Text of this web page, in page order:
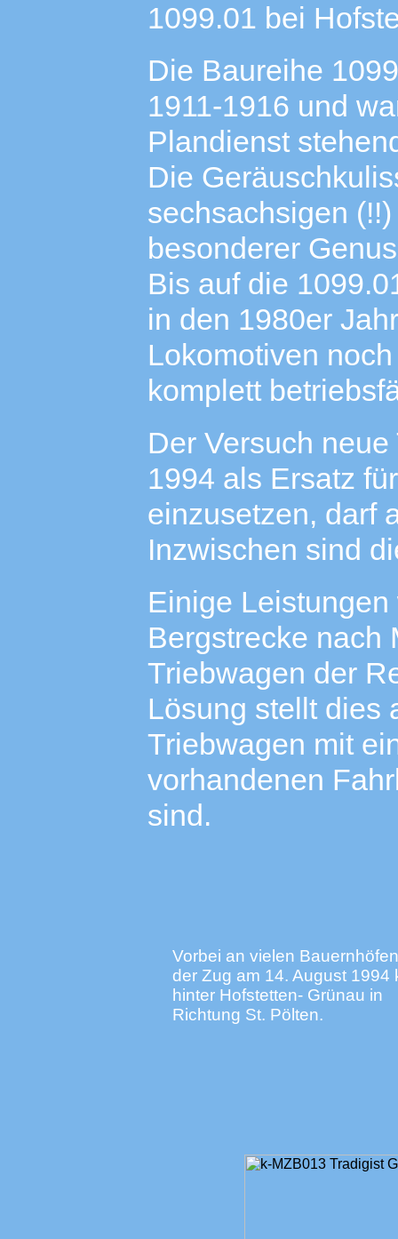
1099.01 bei
Die Baureihe
1911-1916 und
Plandienst
Die
sechsachsigen
besonderer
Bis auf die
in den 1980er
Lokomotiven
komplett
Der Versuch
1994 als Ersatz
einzusetzen, darf
Inzwischen sind
Einige
Bergstrecke nach
Triebwagen der
Lösung stellt dies
Triebwagen mit
vorhandenen
sind.
Vorbei an vielen
der Zug am 14. August 1994
hinter Hofstetten- Grünau in
Richtung St. Pölten.